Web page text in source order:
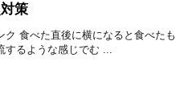
策
ク 食べた直後に横になると食べたも
するような感じでむ ...